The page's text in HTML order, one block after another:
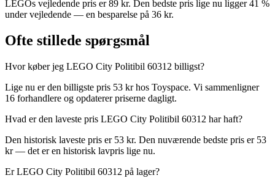
LEGOs vejledende pris er 89 kr. Den bedste pris lige nu ligger 41 %
under vejledende — en besparelse på 36 kr.
Ofte stillede spørgsmål
Hvor køber jeg LEGO City Politibil 60312 billigst?
Lige nu er den billigste pris 53 kr hos Toyspace. Vi sammenligner
16 forhandlere og opdaterer priserne dagligt.
Hvad er den laveste pris LEGO City Politibil 60312 har haft?
Den historisk laveste pris er 53 kr. Den nuværende bedste pris er 53
kr — det er en historisk lavpris lige nu.
Er LEGO City Politibil 60312 på lager?